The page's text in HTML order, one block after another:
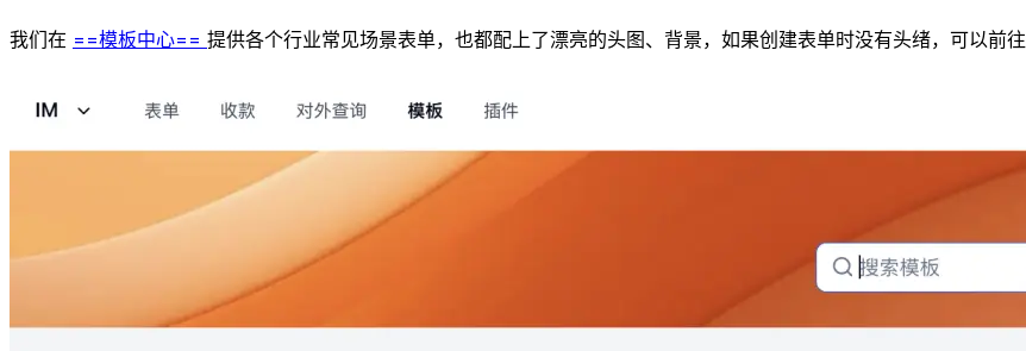
我们在 ==模板中心== 提供各个行业常见场景表单，也都配上了漂亮的头图、背景，如果创建表单时没有头绪，可以前往